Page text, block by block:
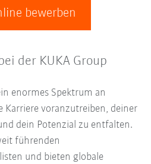
bewerben
der KUKA Group
enormes Spektrum an
Karriere voranzutreiben, deiner
dein Potenzial zu entfalten.
führenden
und bieten globale